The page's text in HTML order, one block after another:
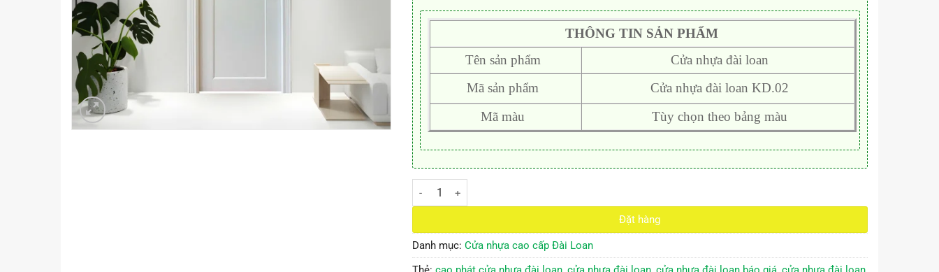
THÔNG TIN SẢN PHẨM
Tên sản phẩm
Cửa nhựa đài loan
Mã sản phẩm
Cửa nhựa đài loan KD.02
Mã màu
Tùy chọn theo bảng màu
CỬA NHỰA ĐÀI LOAN KD.02 số lượng
Đặt hàng
Danh mục: Cửa nhựa cao cấp Đài Loan